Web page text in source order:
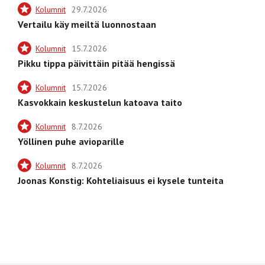
Kolumnit 29.7.2026
Vertailu käy meiltä luonnostaan
Kolumnit 15.7.2026
Pikku tippa päivittäin pitää hengissä
Kolumnit 15.7.2026
Kasvokkain keskustelun katoava taito
Kolumnit 8.7.2026
Yöllinen puhe avioparille
Kolumnit 8.7.2026
Joonas Konstig: Kohteliaisuus ei kysele tunteita